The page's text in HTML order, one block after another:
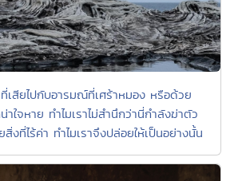
เสียไปกับอารมณ์ที่เศร้าหมอง หรือด้วย
ใจหาย ทำไมเราไม่สำนึกว่านี่กำลังฆ่าตัว
งที่ไร้ค่า ทำไมเราจึงปล่อยให้เป็นอย่างนั้น